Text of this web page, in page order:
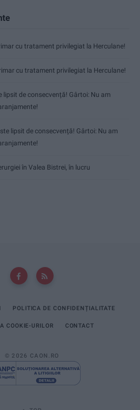
cu tratament privilegiat la Herculane!
cu tratament privilegiat la Herculane!
lipsit de consecvență! Gârtoi: Nu am
lipsit de consecvență! Gârtoi: Nu am
în Valea Bistrei, în lucru
POLITICA DE CONFIDENȚIALITATE
COOKIE-URILOR CONTACT
© 2026 CAON.RO